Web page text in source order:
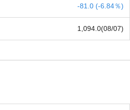
-81.0 (-6.84％)
1,094.0(08/07)